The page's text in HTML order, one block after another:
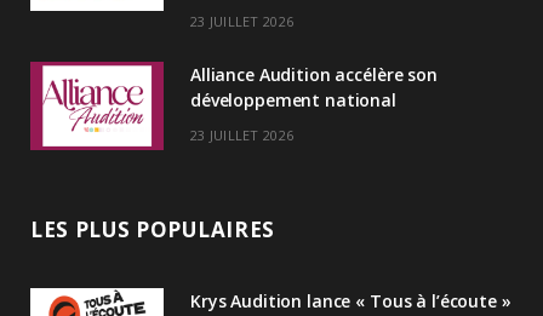
23 JUILLET 2026
Alliance Audition accélère son
développement national
23 JUILLET 2026
LES PLUS POPULAIRES
Krys Audition lance « Tous à l’écoute »